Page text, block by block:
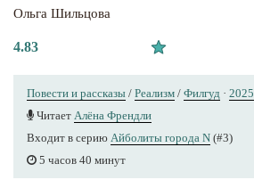
Ольга Шильцова
4.83
Повести и рассказы / Реализм / Филгуд · 2025
Читает Алёна Френдли
Входит в серию Айболиты города N (#3)
5 часов 40 минут